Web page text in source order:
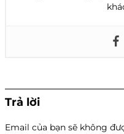
Trả lời
Email của bạn sẽ không